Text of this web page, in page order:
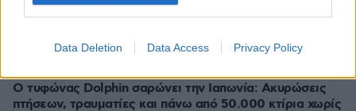
Data Deletion Data Access Privacy Policy
Μιλάνο έγραψε στο προφίλ της
πριν 22 λεπτά
Ο τυφώνας Dolphin σαρώνει την Ιαπωνία: Ακυρώσεις
πτήσεων, τραυματίες και πάνω από 50.000 κτίρια χωρίς